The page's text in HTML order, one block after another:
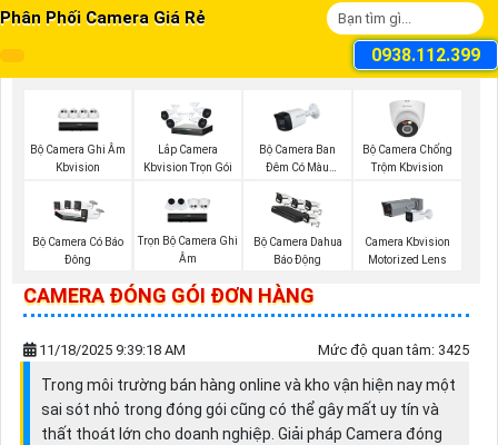
Phân Phối Camera Giá Rẻ
0938.112.399
Bộ Camera Ghi Âm
Kbvision
Lắp Camera
Kbvision Trọn Gói
Bộ Camera Ban
Đêm Có Màu
Bộ Camera Chống
Trộm Kbvision
Bộ Camera Có Báo
Đông
Trọn Bộ Camera Ghi
Âm
Bộ Camera Dahua
Báo Động
Camera Kbvision
Motorized Lens
CAMERA ĐÓNG GÓI ĐƠN HÀNG
11/18/2025 9:39:18 AM Mức độ quan tâm: 3425
Trong môi trường bán hàng online và kho vận hiện nay một
sai sót nhỏ trong đóng gói cũng có thể gây mất uy tín và
thất thoát lớn cho doanh nghiệp. Giải pháp Camera đóng